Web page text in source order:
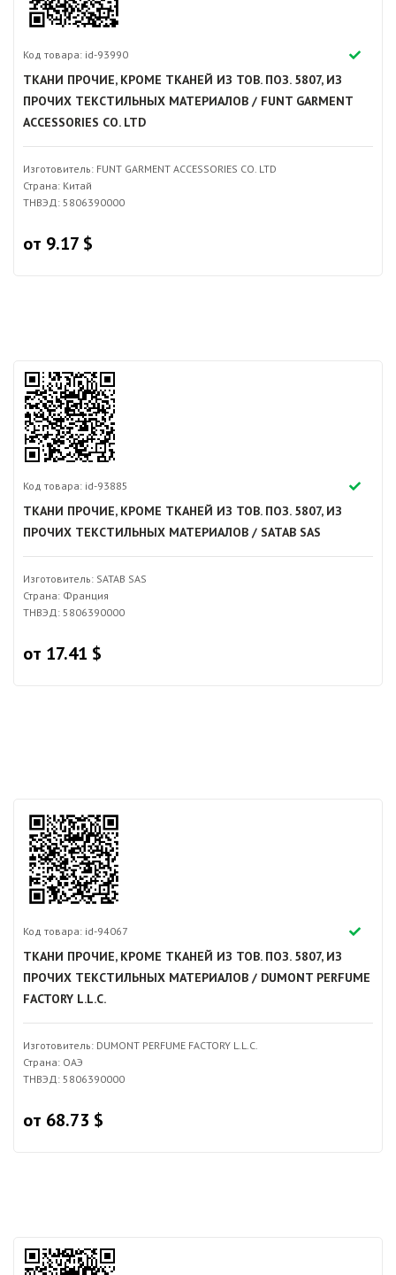
Код товара: id-93990
ТКАНИ ПРОЧИЕ, КРОМЕ ТКАНЕЙ ИЗ ТОВ. ПОЗ. 5807, ИЗ
ПРОЧИХ ТЕКСТИЛЬНЫХ МАТЕРИАЛОВ / FUNT GARMENT
ACCESSORIES CO. LTD
Изготовитель: FUNT GARMENT ACCESSORIES CO. LTD
Страна: Китай
ТНВЭД: 5806390000
от 9.17 $
Код товара: id-93885
ТКАНИ ПРОЧИЕ, КРОМЕ ТКАНЕЙ ИЗ ТОВ. ПОЗ. 5807, ИЗ
ПРОЧИХ ТЕКСТИЛЬНЫХ МАТЕРИАЛОВ / SATAB SAS
Изготовитель: SATAB SAS
Страна: Франция
ТНВЭД: 5806390000
от 17.41 $
Код товара: id-94067
ТКАНИ ПРОЧИЕ, КРОМЕ ТКАНЕЙ ИЗ ТОВ. ПОЗ. 5807, ИЗ
ПРОЧИХ ТЕКСТИЛЬНЫХ МАТЕРИАЛОВ / DUMONT PERFUME
FACTORY L.L.C.
Изготовитель: DUMONT PERFUME FACTORY L.L.C.
Страна: ОАЭ
ТНВЭД: 5806390000
от 68.73 $